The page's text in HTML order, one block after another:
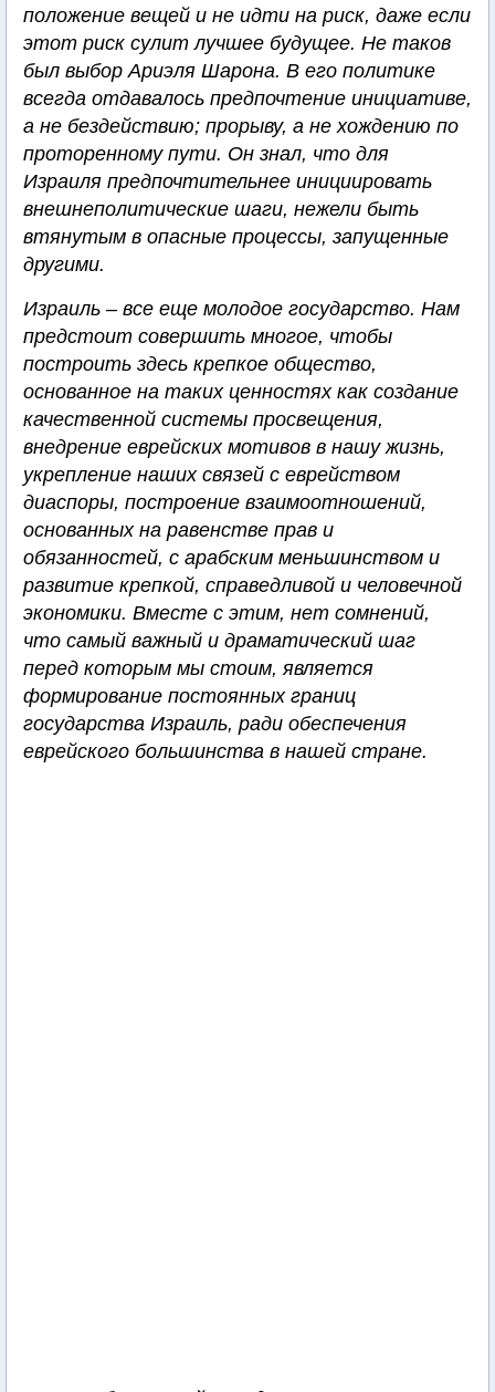
положение вещей и не идти на риск, даже если
этот риск сулит лучшее будущее. Не таков
был выбор Ариэля Шарона. В его политике
всегда отдавалось предпочтение инициативе,
а не бездействию; прорыву, а не хождению по
проторенному пути. Он знал, что для
Израиля предпочтительнее инициировать
внешнеполитические шаги, нежели быть
втянутым в опасные процессы, запущенные
другими.
Израиль – все еще молодое государство. Нам
предстоит совершить многое, чтобы
построить здесь крепкое общество,
основанное на таких ценностях как создание
качественной системы просвещения,
внедрение еврейских мотивов в нашу жизнь,
укрепление наших связей с еврейством
диаспоры, построение взаимоотношений,
основанных на равенстве прав и
обязанностей, с арабским меньшинством и
развитие крепкой, справедливой и человечной
экономики. Вместе с этим, нет сомнений,
что самый важный и драматический шаг
перед которым мы стоим, является
формирование постоянных границ
государства Израиль, ради обеспечения
еврейского большинства в нашей стране.